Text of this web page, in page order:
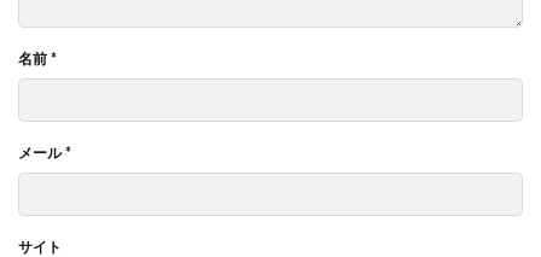
名前 *
メール*
サイト